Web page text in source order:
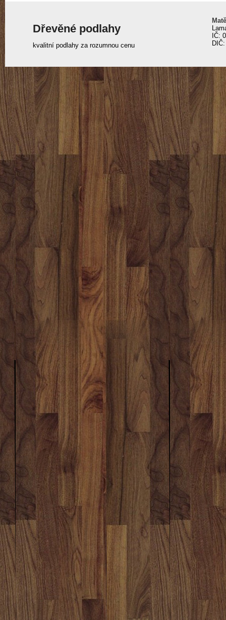
Dřevěné podlahy
kvalitní podlahy za rozumnou cenu
IČ: